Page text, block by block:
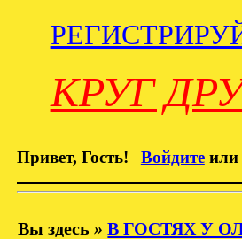
КРУГ
Привет, Гость! Войдитеили
Вы здесь »В ГОСТЯХ У